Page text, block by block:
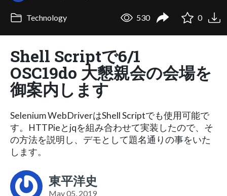
Technology 530 0
Shell Scriptで6/1
OSC19do 大懇親会の会場を
御案内します
Selenium WebDriverはShell Scriptでも使用可能で
す。HTTPieとjqを組み合わせて実装したので、そ
の方法を説明し、デモとして題名通りの事をいた
します。
東平洋史
May 05, 2019